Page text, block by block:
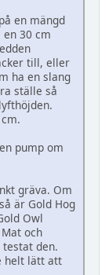
en mängd
30 cm
till, eller
ha en slang
ställe så
pump om
gräva. Om
är Gold Hog
Owl
och
den.
helt lätt att